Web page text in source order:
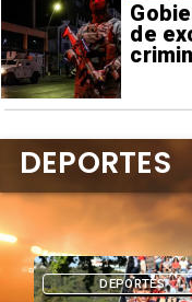
de
DEPORTES
DEPORTES